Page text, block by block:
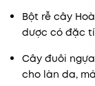
Bột rễ cây
dược có đặc
Cây đuôi
cho làn da,